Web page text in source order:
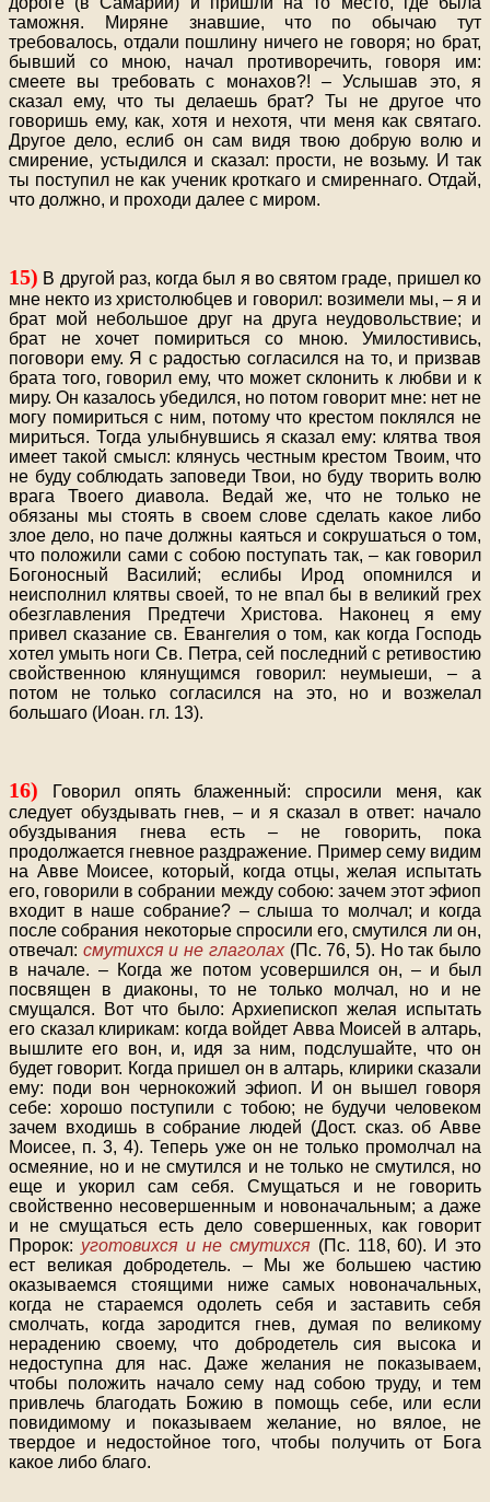
таможня. Миряне знавшие, что по обычаю тут
требовалось, отдали пошлину ничего не говоря; но брат,
бывший со мною, начал противоречить, говоря им:
смеете вы требовать с монахов?! – Услышав это, я
сказал ему, что ты делаешь брат? Ты не другое что
говоришь ему, как, хотя и нехотя, чти меня как святаго.
Другое дело, еслиб он сам видя твою добрую волю и
смирение, устыдился и сказал: прости, не возьму. И так
ты поступил не как ученик кроткаго и смиреннаго. Отдай,
что должно, и проходи далее с миром.
15) В другой раз, когда был я во святом граде, пришел ко
мне некто из христолюбцев и говорил: возимели мы, – я и
брат мой небольшое друг на друга неудовольствие; и
брат не хочет помириться со мною. Умилостивись,
поговори ему. Я с радостью согласился на то, и призвав
брата того, говорил ему, что может склонить к любви и к
миру. Он казалось убедился, но потом говорит мне: нет не
могу помириться с ним, потому что крестом поклялся не
мириться. Тогда улыбнувшись я сказал ему: клятва твоя
имеет такой смысл: клянусь честным крестом Твоим, что
не буду соблюдать заповеди Твои, но буду творить волю
врага Твоего диавола. Ведай же, что не только не
обязаны мы стоять в своем слове сделать какое либо
злое дело, но паче должны каяться и сокрушаться о том,
что положили сами с собою поступать так, – как говорил
Богоносный Василий; еслибы Ирод опомнился и
неисполнил клятвы своей, то не впал бы в великий грех
обезглавления Предтечи Христова. Наконец я ему
привел сказание св. Евангелия о том, как когда Господь
хотел умыть ноги Св. Петра, сей последний с ретивостию
свойственною клянущимся говорил: неумыеши, – а
потом не только согласился на это, но и возжелал
большаго (Иоан. гл. 13).
16) Говорил опять блаженный: спросили меня, как
следует обуздывать гнев, – и я сказал в ответ: начало
обуздывания гнева есть – не говорить, пока
продолжается гневное раздражение. Пример сему видим
на Авве Моисее, который, когда отцы, желая испытать
его, говорили в собрании между собою: зачем этот эфиоп
входит в наше собрание? – слыша то молчал; и когда
после собрания некоторые спросили его, смутился ли он,
отвечал: смутихся и не глаголах(Пс. 76, 5). Но так было
в начале. – Когда же потом усовершился он, – и был
посвящен в диаконы, то не только молчал, но и не
смущался. Вот что было: Архиепископ желая испытать
его сказал клирикам: когда войдет Авва Моисей в алтарь,
вышлите его вон, и, идя за ним, подслушайте, что он
будет говорит. Когда пришел он в алтарь, клирики сказали
ему: поди вон чернокожий эфиоп. И он вышел говоря
себе: хорошо поступили с тобою; не будучи человеком
зачем входишь в собрание людей (Дост. сказ. об Авве
Моисее, п. 3, 4). Теперь уже он не только промолчал на
осмеяние, но и не смутился и не только не смутился, но
еще и укорил сам себя. Смущаться и не говорить
свойственно несовершенным и новоначальным; а даже
и не смущаться есть дело совершенных, как говорит
Пророк: уготовихся и не смутихся (Пс. 118, 60). И это
ест великая добродетель. – Мы же большею частию
оказываемся стоящими ниже самых новоначальных,
когда не стараемся одолеть себя и заставить себя
смолчать, когда зародится гнев, думая по великому
нерадению своему, что добродетель сия высока и
недоступна для нас. Даже желания не показываем,
чтобы положить начало сему над собою труду, и тем
привлечь благодать Божию в помощь себе, или если
повидимому и показываем желание, но вялое, не
твердое и недостойное того, чтобы получить от Бога
какое либо благо.